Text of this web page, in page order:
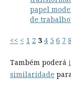
papel
de
<< < 1 2 3 4 5 6 7 8
Também poderá
similaridade